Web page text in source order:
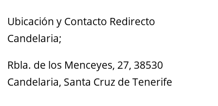
Ubicación y Contacto Redirecto
Candelaria;
Rbla. de los Menceyes, 27, 38530
Candelaria, Santa Cruz de Tenerife